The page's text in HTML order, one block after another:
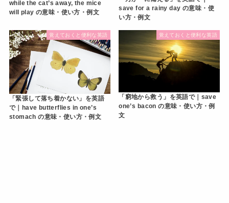
while the cat’s away, the mice
will play の意味・使い方・例文
save for a rainy day の意味・使
い方・例文
覚えておくと便利な英語
「緊張して落ち着かない」を英語
で｜have butterflies in one’s
stomach の意味・使い方・例文
覚えておくと便利な英語
「窮地から救う」を英語で｜save
one’s bacon の意味・使い方・例
文